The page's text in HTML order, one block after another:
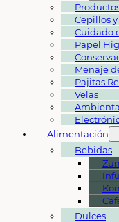
Cepillos
Cuidado
Papel
Menaje
Pajitas
Velas
Alimentación
Bebidas
Dulces